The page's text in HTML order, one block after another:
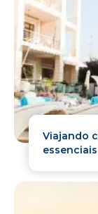
Viajando